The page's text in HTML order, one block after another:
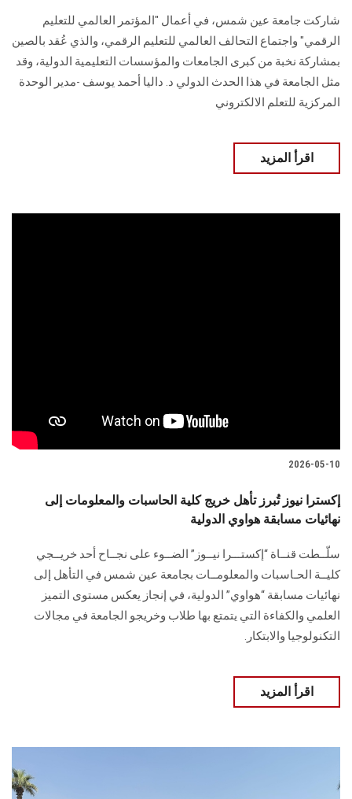
شاركت جامعة عين شمس، في أعمال "المؤتمر العالمي للتعليم
الرقمي" واجتماع التحالف العالمي للتعليم الرقمي، والذي عُقد بالصين
بمشاركة نخبة من كبرى الجامعات والمؤسسات التعليمية الدولية، وقد
مثل الجامعة في هذا الحدث الدولي د. داليا أحمد يوسف -مدير الوحدة
المركزية للتعلم الالكتروني
اقرأ المزيد
2026-05-10
إكسترا نيوز تُبرز تأهل خريج كلية الحاسبات والمعلومات إلى
نهائيات مسابقة هواوي الدولية
سلّــطت قنــاة “إكستـــرا نيــوز” الضــوء على نجــاح أحد خريــجي
كليــة الحـاسبات والمعلومــات بجامعة عين شمس في التأهل إلى
نهائيات مسابقة “هواوي” الدولية، في إنجاز يعكس مستوى التميز
العلمي والكفاءة التي يتمتع بها طلاب وخريجو الجامعة في مجالات
التكنولوجيا والابتكار.
اقرأ المزيد